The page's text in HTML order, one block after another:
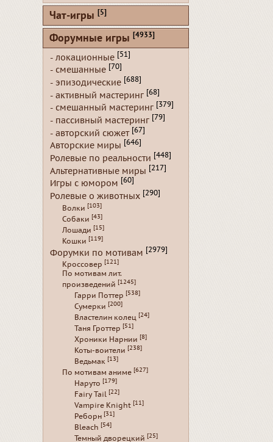
Чат-игры [5]
Форумные игры [4933]
- локационные [51]
- смешанные [70]
- эпизодические [688]
- активный мастеринг [68]
- смешанный мастеринг [379]
- пассивный мастеринг [79]
- авторский сюжет [67]
Авторские миры [646]
Ролевые по реальности [448]
Альтернативные миры [217]
Игры с юмором [60]
Ролевые о животных [290]
Волки [103]
Собаки [43]
Лошади [15]
Кошки [119]
Форумки по мотивам [2979]
Кроссовер [121]
По мотивам лит.
произведений [1245]
Гарри Поттер [538]
Сумерки [200]
Властелин колец [24]
Таня Гроттер [51]
Хроники Нарнии [8]
Коты-воители [238]
Ведьмак [13]
По мотивам аниме [627]
Наруто [179]
Fairy Tail [22]
Vampire Knight [11]
Реборн [31]
Bleach [54]
Темный дворецкий [25]